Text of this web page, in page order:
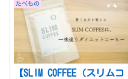
たべもの
【SLIM COFFEE（スリムコ